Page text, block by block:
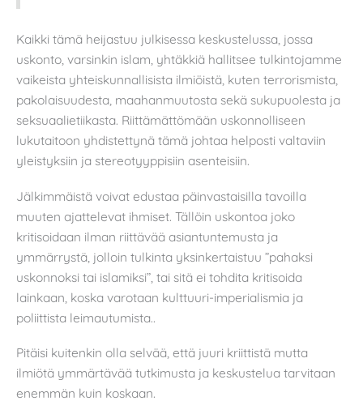
Kaikki tämä heijastuu julkisessa keskustelussa, jossa
uskonto, varsinkin islam, yhtäkkiä hallitsee tulkintojamme
vaikeista yhteiskunnallisista ilmiöistä, kuten terrorismista,
pakolaisuudesta, maahanmuutosta sekä sukupuolesta ja
seksuaalietiikasta. Riittämättömään uskonnolliseen
lukutaitoon yhdistettynä tämä johtaa helposti valtaviin
yleistyksiin ja stereotyyppisiin asenteisiin.
Jälkimmäistä voivat edustaa päinvastaisilla tavoilla
muuten ajattelevat ihmiset. Tällöin uskontoa joko
kritisoidaan ilman riittävää asiantuntemusta ja
ymmärrystä, jolloin tulkinta yksinkertaistuu ”pahaksi
uskonnoksi tai islamiksi”, tai sitä ei tohdita kritisoida
lainkaan, koska varotaan kulttuuri-imperialismia ja
poliittista leimautumista..
Pitäisi kuitenkin olla selvää, että juuri kriittistä mutta
ilmiötä ymmärtävää tutkimusta ja keskustelua tarvitaan
enemmän kuin koskaan.